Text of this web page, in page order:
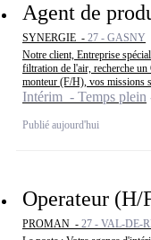
Agent de
SYNERGIE - 27 - GASNY
Notre client, Entreprise
filtration de l'air, recherche
monteur (F/H), vos missions
Intérim - Temps plein
Publié aujourd'hui
Operateur (H/
PROMAN - 27 - VAL-DE-